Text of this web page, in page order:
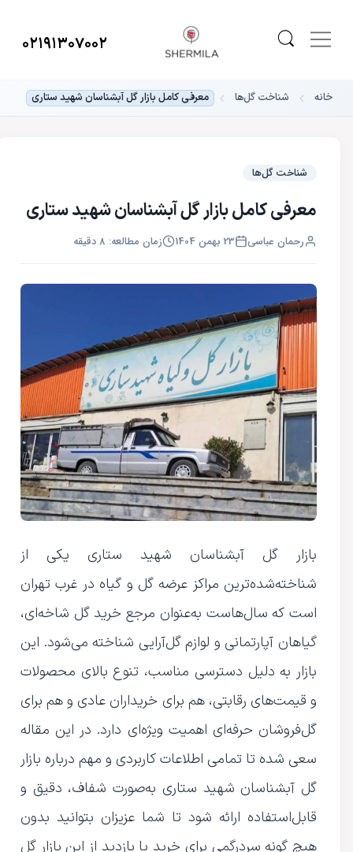
۰۲۱۹۱۳۰۷۰۰۲
خانه شناخت گل‌ها معرفی کامل بازار گل آبشناسان شهید ستاری
شناخت گل‌ها
معرفی کامل بازار گل آبشناسان شهید ستاری
رحمان عباسی 23 بهمن 1404 زمان مطالعه: 8 دقیقه
بازار گل آبشناسان شهید ستاری یکی از
شناخته‌شده‌ترین مراکز عرضه گل و گیاه در غرب تهران
است که سال‌هاست به‌عنوان مرجع خرید گل شاخه‌ای،
گیاهان آپارتمانی و لوازم گل‌آرایی شناخته می‌شود. این
بازار به دلیل دسترسی مناسب، تنوع بالای محصولات
و قیمت‌های رقابتی، هم برای خریداران عادی و هم برای
گل‌فروشان حرفه‌ای اهمیت ویژه‌ای دارد. در این مقاله
سعی شده تا تمامی اطلاعات کاربردی و مهم درباره بازار
گل آبشناسان شهید ستاری به‌صورت شفاف، دقیق و
قابل‌استفاده ارائه شود تا شما عزیزان بتوانید بدون
هیچ گونه سردرگمی برای خرید یا بازدید از این بازار گل